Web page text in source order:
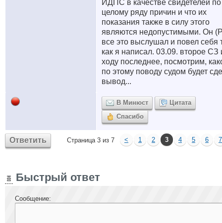
ИДПС в качестве свидетелей по
целому ряду причин и что их
показания также в силу этого
являются недопустимыми. Он
все это выслушал и повел себя
как я написал. 03.09. второе СЗ
ходу последнее, посмотрим,
по этому поводу судом будет
вывод...
В Минюст
Цитата
Спасибо
Ответить Страница 3 из 7 < 1 2 3 4 5 6 7
Быстрый ответ
Сообщение: